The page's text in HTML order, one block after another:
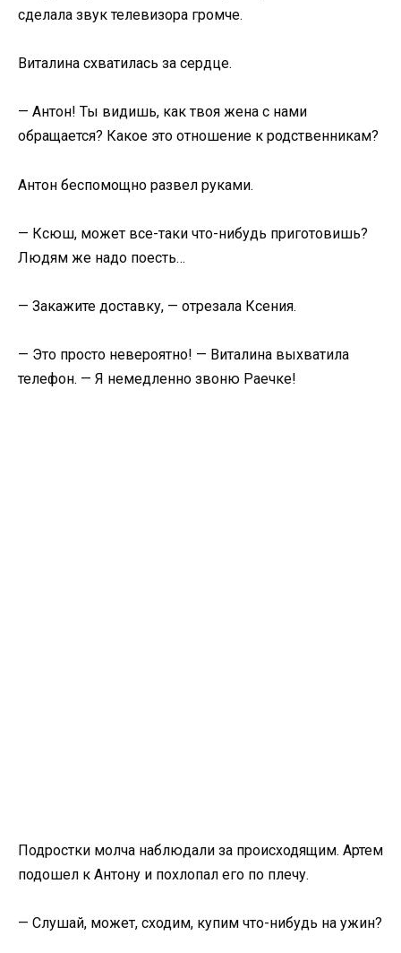
сделала звук телевизора громче.
Виталина схватилась за сердце.
— Антон! Ты видишь, как твоя жена с нами
обращается? Какое это отношение к родственникам?
Антон беспомощно развел руками.
— Ксюш, может все-таки что-нибудь приготовишь?
Людям же надо поесть…
— Закажите доставку, — отрезала Ксения.
— Это просто невероятно! — Виталина выхватила
телефон. — Я немедленно звоню Раечке!
Подростки молча наблюдали за происходящим. Артем
подошел к Антону и похлопал его по плечу.
— Слушай, может, сходим, купим что-нибудь на ужин?